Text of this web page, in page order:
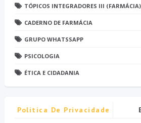
TÓPICOS INTEGRADORES III (FARMÁCIA)
CADERNO DE FARMÁCIA
GRUPO WHATSSAPP
PSICOLOGIA
ÉTICA E CIDADANIA
Politica De Privacidade